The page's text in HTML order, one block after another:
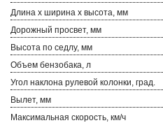
Длина х ширина х высота, мм
Дорожный просвет, мм
Высота по седлу, мм
Объем бензобака, л
Угол наклона рулевой колонки, град.
Вылет, мм
Максимальная скорость, км/ч